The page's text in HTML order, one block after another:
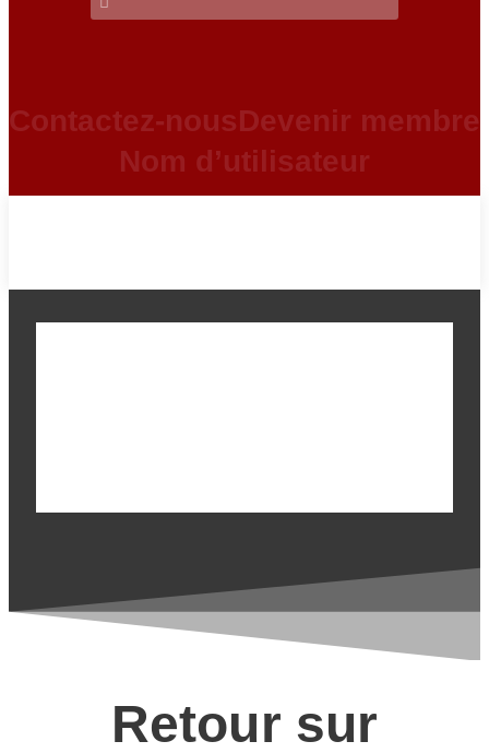
Contactez-nousDevenir membre
Nom d’utilisateur
EditCon 2021
Retour sur